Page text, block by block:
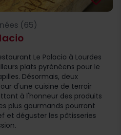
(65)
Le Palacio à Lourdes
plats pyrénéens pour le
Désormais, deux
d'une cuisine de terroir
à l'honneur des produits
plus gourmands pourront
et déguster les pâtisseries